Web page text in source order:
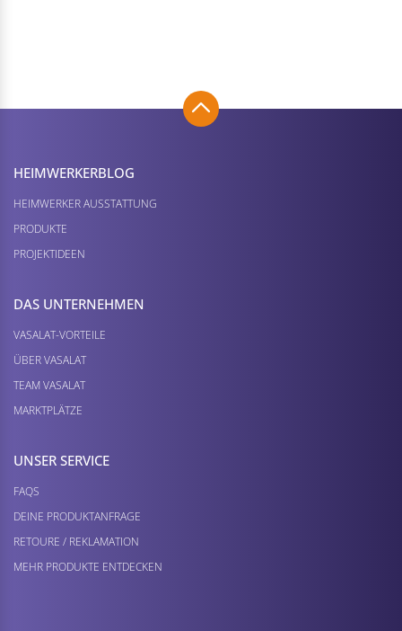
HEIMWERKER­BLOG
HEIMWERKER AUSSTATTUNG
PRODUKTE
PROJEKTIDEEN
DAS UNTERNEHMEN
VASALAT-VORTEILE
ÜBER VASALAT
TEAM VASALAT
MARKTPLÄTZE
UNSER SERVICE
FAQS
DEINE PRODUKTANFRAGE
RETOURE / REKLAMATION
MEHR PRODUKTE ENTDECKEN